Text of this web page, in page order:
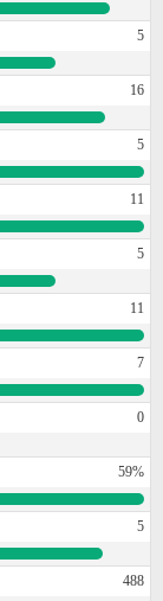
5
16
5
11
5
11
7
0
59%
5
488